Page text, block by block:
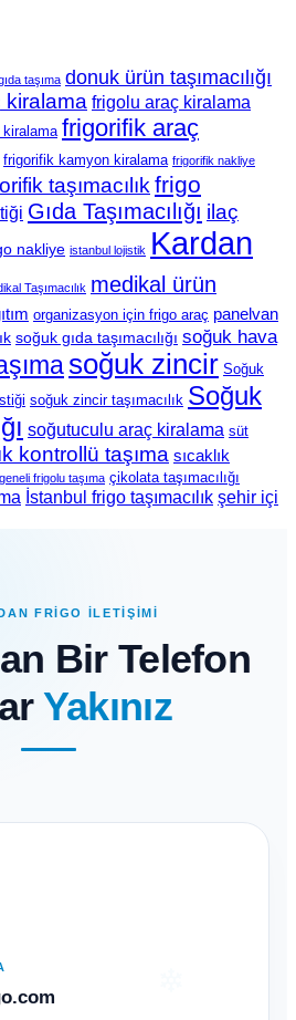
taşıma donuk ürün taşımacılığı
kiralama frigolu araç kiralama
kiralama frigorifik araç
frigorifik kamyon kiralama frigorifik nakliye
taşımacılık frigo
Gıda Taşımacılığı ilaç
nakliye istanbul lojistik Kardan
Taşımacılık medikal ürün
organizasyon için frigo araç panelvan
soğuk gıda taşımacılığı soğuk hava
soğuk zincir Soğuk
soğuk zincir taşımacılık Soğuk
soğutuculu araç kiralama süt
kontrollü taşıma sıcaklık
frigolu taşıma çikolata taşımacılığı
İstanbul frigo taşımacılık şehir içi
FRİGO İLETİŞİMİ
Bir Telefon
Yakınız